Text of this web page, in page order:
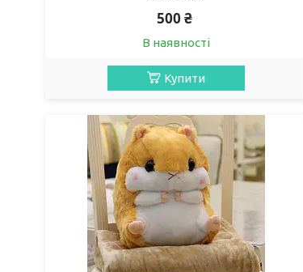
500 ₴
В наявності
Купити